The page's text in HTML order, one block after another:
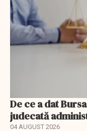
De ce a dat
judecată
04 AUGUST 2026